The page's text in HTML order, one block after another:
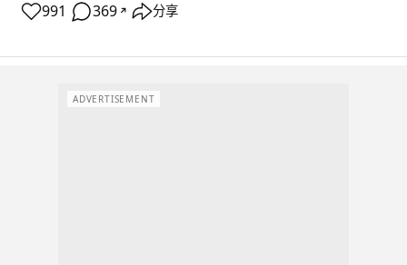
991 369 ↗ 分享
ADVERTISEMENT